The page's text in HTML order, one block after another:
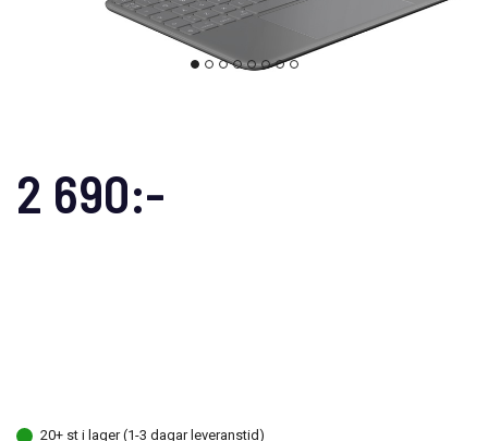
2 690:-
20+ st i lager (1-3 dagar leveranstid)